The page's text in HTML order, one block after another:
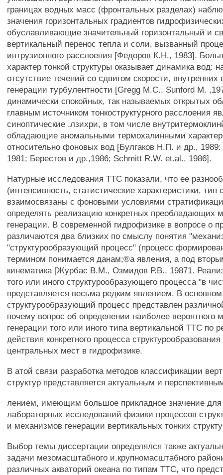
границах водных масс (фронтальных разделах)
значения горизонтальных градиентов
обуславливающие значительный горизонтальный и
вертикальный перенос тепла и соли, вызванный
интрузионного расслоения [Федоров К.Н., 1983].
характер тонкой структуры оказывает динамика вод:
отсутствие течений со сдвигом скорости, внутренних
генерации турбулентности [Gregg M.С., Sunford M.
динамически спокойных, так называемых открытых
главным источником тонкоструктурного расслоения
синоптические .лзихри, в том числе
обладающие аномальными термохалинными
относительно фоновых вод [Булгаков Н.П. и др.,
1981; Берестов и др.,1986; Schmitt R.W. et.al., 1986].
Натурные исследования TTC показали, что ее
(интенсивность, статистические характеристики, тип
взаимосвязаны с фоновыми условиями
определять реализацию конкретных преобладающих
генерации. В современной гидрофизике в вопросе о
различаются два близких по смыслу понятия
"структурообразующий процесс" (процесс
термином понимается данам;®а явления, а под
кинематика [Журбас В.М., Озмидов Р.В., 19871.
того или иного структурообразующего процесса "в
представляется весьма редким явлением. В
структурообразующий процесс представлен
почему вопрос об определении наиболее вероятного
генерации того или иного типа вертикальной TTC по
действия конкретного процесса
центральных мест в гидрофизике.
В атой связи разработка методов классификации
структур представляется актуальным и
лением, имеющим большое прикладное значение для
лабораторных исследований физики процессов
и механизмов генерации вертикальных тонких
Выбор темы диссертации определялся также
задачи мезомасштабного и.крупномасштабного
различных акваторий океана по типам TTC, что